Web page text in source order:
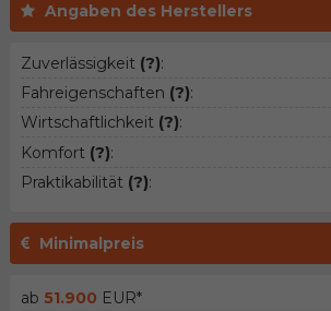
Angaben des Herstellers
Zuverlässigkeit (?):
Fahreigenschaften (?):
Wirtschaftlichkeit (?):
Komfort (?):
Praktikabilität (?):
Minimalpreis
ab 51.900 EUR*